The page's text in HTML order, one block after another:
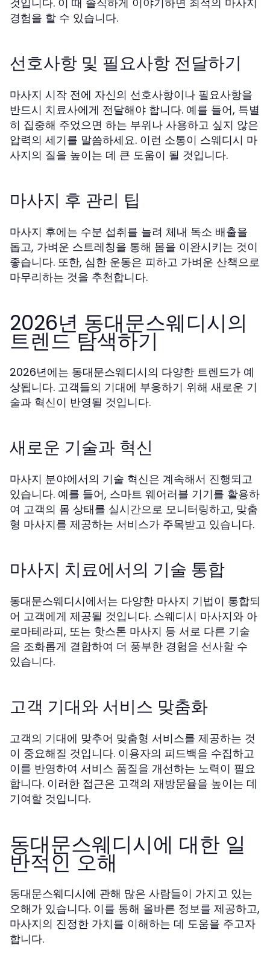
경험을 할 수 있습니다.
선호사항 및 필요사항 전달하기
마사지 시작 전에 자신의 선호사항이나 필요사항을
반드시 치료사에게 전달해야 합니다. 예를 들어, 특별
히 집중해 주었으면 하는 부위나 사용하고 싶지 않은
압력의 세기를 말씀하세요. 이런 소통이 스웨디시 마
사지의 질을 높이는 데 큰 도움이 될 것입니다.
마사지 후 관리 팁
마사지 후에는 수분 섭취를 늘려 체내 독소 배출을
돕고, 가벼운 스트레칭을 통해 몸을 이완시키는 것이
좋습니다. 또한, 심한 운동은 피하고 가벼운 산책으로
마무리하는 것을 추천합니다.
2026년 동대문스웨디시의
트렌드 탐색하기
2026년에는 동대문스웨디시의 다양한 트렌드가 예
상됩니다. 고객들의 기대에 부응하기 위해 새로운 기
술과 혁신이 반영될 것입니다.
새로운 기술과 혁신
마사지 분야에서의 기술 혁신은 계속해서 진행되고
있습니다. 예를 들어, 스마트 웨어러블 기기를 활용하
여 고객의 몸 상태를 실시간으로 모니터링하고, 맞춤
형 마사지를 제공하는 서비스가 주목받고 있습니다.
마사지 치료에서의 기술 통합
동대문스웨디시에서는 다양한 마사지 기법이 통합되
어 고객에게 제공될 것입니다. 스웨디시 마사지와 아
로마테라피, 또는 핫스톤 마사지 등 서로 다른 기술
을 조화롭게 결합하여 더 풍부한 경험을 선사할 수
있습니다.
고객 기대와 서비스 맞춤화
고객의 기대에 맞추어 맞춤형 서비스를 제공하는 것
이 중요해질 것입니다. 이용자의 피드백을 수집하고
이를 반영하여 서비스 품질을 개선하는 노력이 필요
합니다. 이러한 접근은 고객의 재방문율을 높이는 데
기여할 것입니다.
동대문스웨디시에 대한 일
반적인 오해
동대문스웨디시에 관해 많은 사람들이 가지고 있는
오해가 있습니다. 이를 통해 올바른 정보를 제공하고,
마사지의 진정한 가치를 이해하는 데 도움을 주고자
합니다.